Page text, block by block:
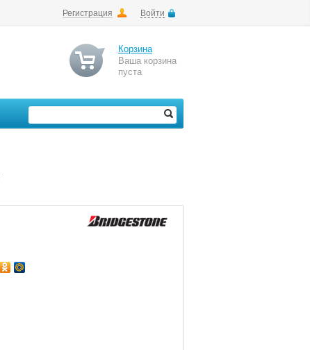
Регистрация Войти
Корзина
Ваша корзина
пуста